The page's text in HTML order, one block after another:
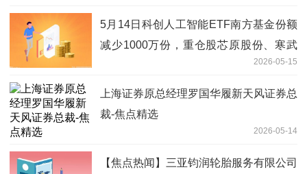
5月14日科创人工智能ETF南方基金份额
减少1000万份，重仓股芯原股份、寒武
2026-05-15
上海证券原总经理罗国华履新天风证券总
裁-焦点精选
2026-05-14
【焦点热闻】三亚钧润轮胎服务有限公司